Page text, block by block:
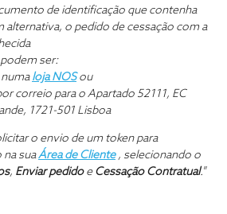
de identificação que contenha
alternativa, o pedido de cessação com a
ser:
loja NOSou
correio para o Apartado 52111, EC
1721-501 Lisboa
o envio de um token para
na suaÁrea de Cliente, selecionando o
, Enviar pedidoe Cessação Contratual.”